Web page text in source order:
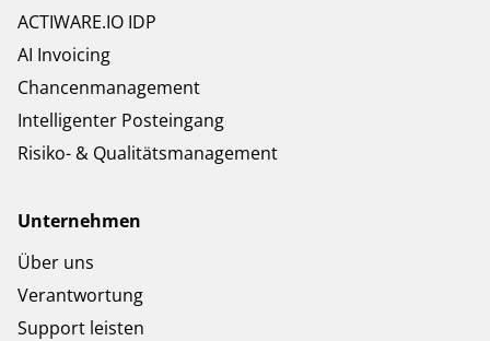
ACTIWARE.IO IDP
AI Invoicing
Chancenmanagement
Intelligenter Posteingang
Risiko- & Qualitätsmanagement
Unternehmen
Über uns
Verantwortung
Support leisten